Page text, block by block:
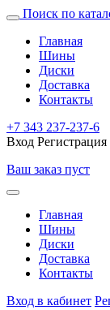
Поиск по
Главная
Шины
Диски
Доставка
Контакты
+7 343 237-237-6
Вход Регистрация
Ваш заказ пуст
Главная
Шины
Диски
Доставка
Контакты
Вход в кабинет